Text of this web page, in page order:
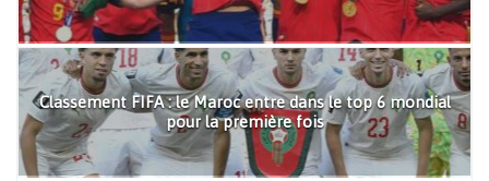
Classement FIFA : le Maroc entre dans le top 6 mondial
pour la première fois